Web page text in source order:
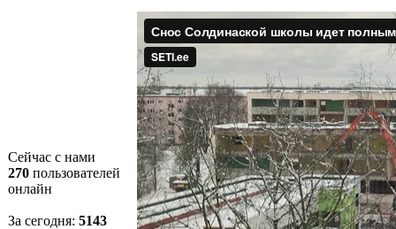
Сейчас с нами
270 пользователей
онлайн
За сегодня: 5143